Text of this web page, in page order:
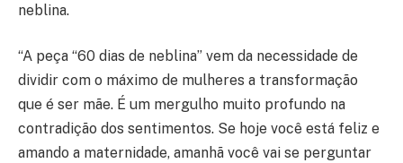
neblina.
“A peça “60 dias de neblina” vem da necessidade de
dividir com o máximo de mulheres a transformação
que é ser mãe. É um mergulho muito profundo na
contradição dos sentimentos. Se hoje você está feliz e
amando a maternidade, amanhã você vai se perguntar